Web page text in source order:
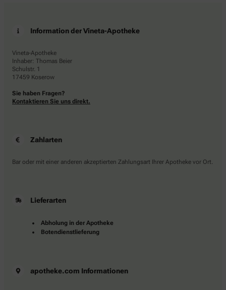
Information der Vineta-Apotheke
Vineta-Apotheke
Inhaber: Thomas Beier
Schulstr. 1
17459 Koserow
Sie haben Fragen?
Kontaktieren Sie uns direkt.
Zahlarten
Bar oder mit einer anderen akzeptierten Zahlungsart Ihrer Apotheke vor Ort.
Lieferarten
Abholung in der Apotheke
Botendienstlieferung
apotheke.com Informationen